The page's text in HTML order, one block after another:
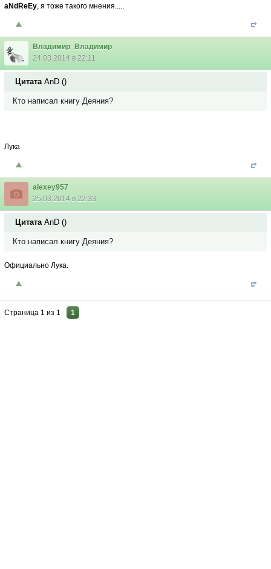
aNdReEy, я тоже такого мнения.....
Владимир_Владимир
24.03.2014 в 22:11
Цитата AnD ()
Кто написал книгу Деяния?
Лука
alexey957
25.03.2014 в 22:33
Цитата AnD ()
Кто написал книгу Деяния?
Официально Лука.
Страница 1 из 1 1